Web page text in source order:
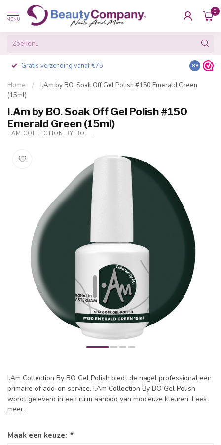
MENU
0
Gratis verzending vanaf €75 Besteld
8.8
Home /
I.Am by BO. Soak Off Gel Polish #150 Emerald Green
(15ml)
I.Am by BO. Soak Off Gel Polish #150
Emerald Green (15ml)
I.AM COLLECTION BY BO.
I.Am Collection By BO Gel Polish biedt de nagel professional een
primaire of add-on service. I.Am Collection By BO Gel Polish
wordt geleverd in een ruim aanbod van modieuze kleuren. Lees
meer.
Maak een keuze: *